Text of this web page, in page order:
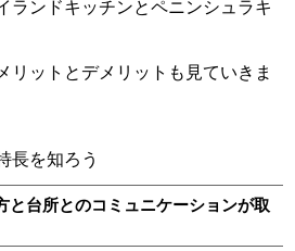
ランドキッチンとペニンシュラキ
リットとデメリットも見ていきま
と台所とのコミュニケーションが取